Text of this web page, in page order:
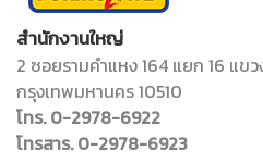
สำนักงานใหญ่
2 ซอยรามคำแหง 164 แยก 16 แข
กรุงเทพมหานคร 10510
โทร. 0-2978-6922
โทรสาร. 0-2978-6923